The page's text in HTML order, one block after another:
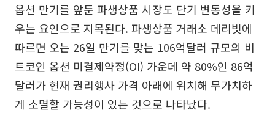
옵션 만기를 앞둔 파생상품 시장도 단기 변동성을 키
우는 요인으로 지목된다. 파생상품 거래소 데리빗에
따르면 오는 26일 만기를 맞는 106억달러 규모의 비
트코인 옵션 미결제약정(OI) 가운데 약 80%인 86억
달러가 현재 권리행사 가격 아래에 위치해 무가치하
게 소멸할 가능성이 있는 것으로 나타났다.